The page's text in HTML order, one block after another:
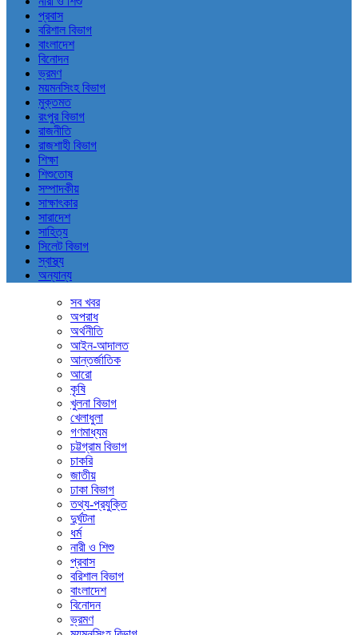
প্রবাস
বরিশাল বিভাগ
বাংলাদেশ
বিনোদন
ভ্রমণ
ময়মনসিংহ বিভাগ
মুক্তমত
রংপুর বিভাগ
রাজনীতি
রাজশাহী বিভাগ
শিক্ষা
শিশুতোষ
সম্পাদকীয়
সাক্ষাৎকার
সারাদেশ
সাহিত্য
সিলেট বিভাগ
স্বাস্থ্য
অন্যান্য
সব খবর
অপরাধ
অর্থনীতি
আইন-আদালত
আন্তর্জাতিক
আরো
কৃষি
খুলনা বিভাগ
খেলাধুলা
গণমাধ্যম
চট্টগ্রাম বিভাগ
চাকরি
জাতীয়
ঢাকা বিভাগ
তথ্য-প্রযুক্তি
দুর্ঘটনা
ধর্ম
নারী ও শিশু
প্রবাস
বরিশাল বিভাগ
বাংলাদেশ
বিনোদন
ভ্রমণ